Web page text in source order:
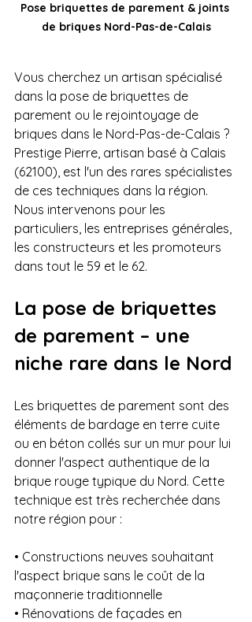
Pose briquettes de parement & joints
de briques Nord-Pas-de-Calais
Vous cherchez un artisan spécialisé
dans la pose de briquettes de
parement ou le rejointoyage de
briques dans le Nord-Pas-de-Calais ?
Prestige Pierre, artisan basé à Calais
(62100), est l'un des rares spécialistes
de ces techniques dans la région.
Nous intervenons pour les
particuliers, les entreprises générales,
les constructeurs et les promoteurs
dans tout le 59 et le 62.
La pose de briquettes
de parement – une
niche rare dans le Nord
Les briquettes de parement sont des
éléments de bardage en terre cuite
ou en béton collés sur un mur pour lui
donner l'aspect authentique de la
brique rouge typique du Nord. Cette
technique est très recherchée dans
notre région pour :
• Constructions neuves souhaitant
l'aspect brique sans le coût de la
maçonnerie traditionnelle
• Rénovations de façades en